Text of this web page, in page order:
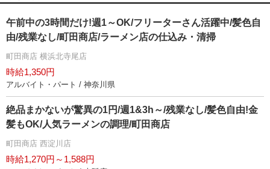
午前中の3時間だけ!週1～OK/フリーターさん活躍中/髪色自
由/残業なし/町田商店/ラーメン店の仕込み・清掃
町田商店 横浜北寺尾店
時給1,350円
アルバイト・パート / 神奈川県
絶品まかないが驚異の1円/週1&3h～/残業なし/髪色自由!金
髪もOK/人気ラーメンの調理/町田商店
町田商店 西淀川店
時給1,270円～1,588円